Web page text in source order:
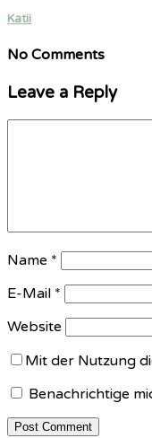
Katii
No Comments
Leave a Reply
Name *
E-Mail *
Website
Mit der Nutzung
Benachrichtige